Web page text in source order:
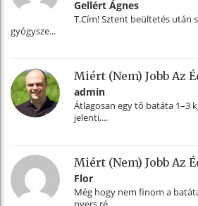
Gellért Ágnes
T.Cím! Sztent beültetés után
gyógysze...
Miért (nem) Jobb Az
admin
Átlagosan egy tő batáta 1–3
jelenti,...
Miért (nem) Jobb Az
Flor
Még hogy nem finom a